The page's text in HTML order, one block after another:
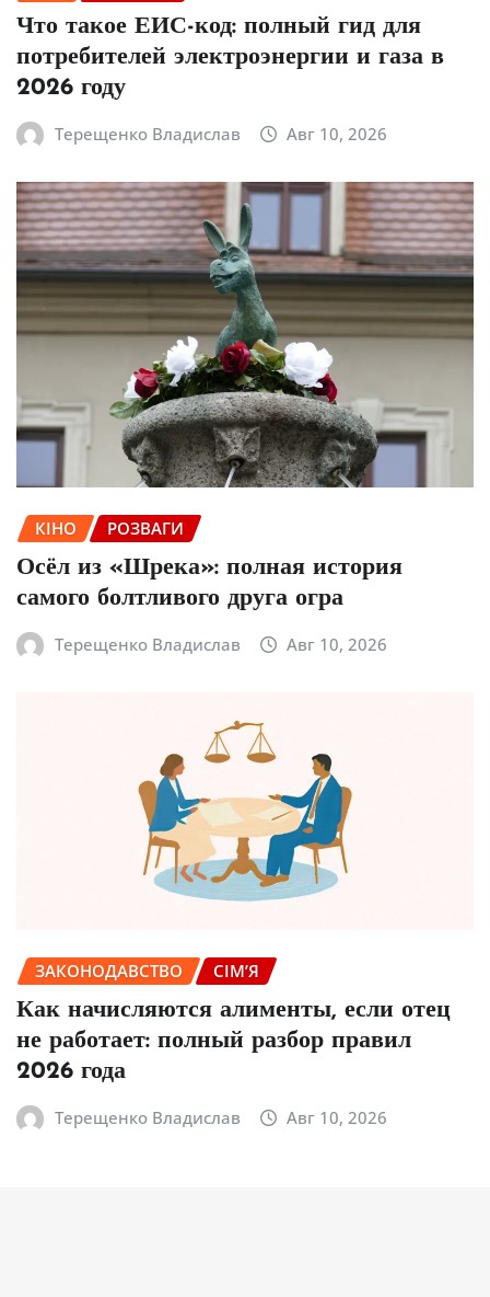
Что такое ЕИС-код: полный гид для
потребителей электроэнергии и газа в
2026 году
Терещенко Владислав Авг 10, 2026
КІНО РОЗВАГИ
Осёл из «Шрека»: полная история
самого болтливого друга огра
Терещенко Владислав Авг 10, 2026
ЗАКОНОДАВСТВО СІМ’Я
Как начисляются алименты, если отец
не работает: полный разбор правил
2026 года
Терещенко Владислав Авг 10, 2026